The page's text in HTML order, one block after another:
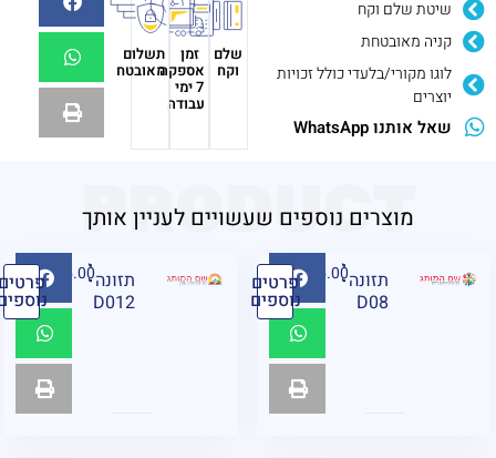
שיטת שלם וקח
קניה מאובטחת
לוגו מקורי/בלעדי כולל זכויות
יוצרים
שאל אותנו WhatsApp
שלם
וקח
זמן
אספקה
7 ימי
עבודה
תשלום
מאובטח
מוצרים נוספים שעשויים לעניין אותך
PRODUCT
תזונה
D08
₪ 95.00 פרטים
נוספים
תזונה
D012
₪ 95.00 פרטים
נוספים